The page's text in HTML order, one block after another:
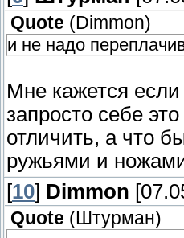
Quote ( Dimmon)
и не надо
Мне кажется
запросто себе
отличить, а что
ружьями и
[10] Dimmon
Quote ( Штурман)